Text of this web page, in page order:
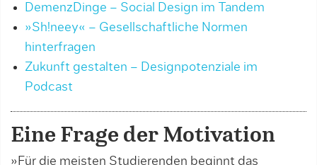
DemenzDinge – Social Design im Tandem
»Sh!neey« – Gesellschaftliche Normen
hinterfragen
Zukunft gestalten – Designpotenziale im
Podcast
Eine Frage der Motivation
»Für die meisten Studierenden beginnt das